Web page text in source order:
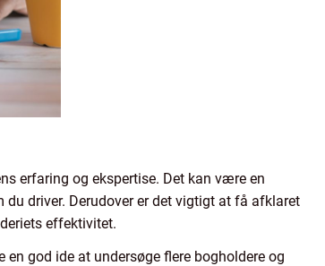
erfaring og ekspertise. Det kan være en
driver. Derudover er det vigtigt at få afklaret
effektivitet.
god ide at undersøge flere bogholdere og